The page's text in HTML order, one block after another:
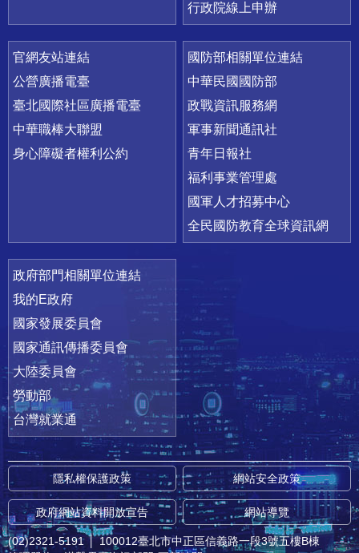
行政院線上申辦
官網友站連結
公營廣播電臺
臺北國際社區廣播電臺
中華職棒大聯盟
身心障礙者權利公約
國防部相關單位連結
中華民國國防部
政戰資訊服務網
軍事新聞通訊社
青年日報社
福利事業管理處
國軍人才招募中心
全民國防教育全球資訊網
政府部門相關單位連結
我的E政府
國家發展委員會
國家通訊傳播委員會
大陸委員會
勞動部
台灣就業通
隱私權保護政策 網站安全政策
政府網站資料開放宣告 網站導覽
(02)2321-5191 │ 100012臺北市中正區信義路一段3號五樓B棟